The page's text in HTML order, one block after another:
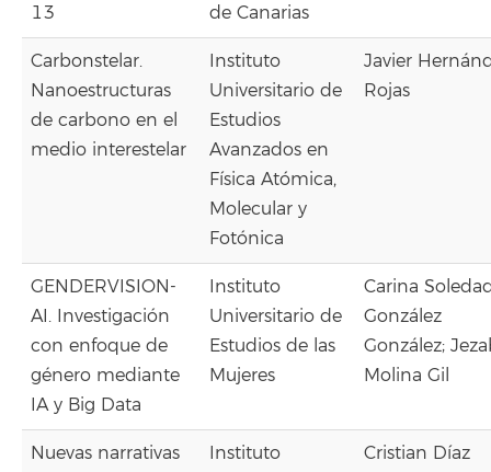
13
de Canarias
Carbonstelar.
Nanoestructuras
de carbono en el
medio interestelar
Instituto
Universitario de
Estudios
Avanzados en
Física Atómica,
Molecular y
Fotónica
Javier
Rojas
GENDERVISION-
AI. Investigación
con enfoque de
género mediante
IA y Big Data
Instituto
Universitario de
Estudios de las
Mujeres
Carina
González
González;
Molina Gil
Nuevas narrativas
Instituto
Cristian Díaz